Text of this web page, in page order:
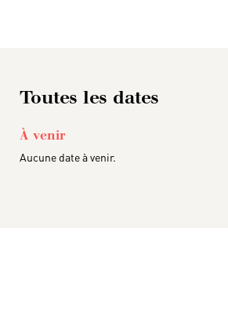
Toutes les dates
À venir
Aucune date à venir.